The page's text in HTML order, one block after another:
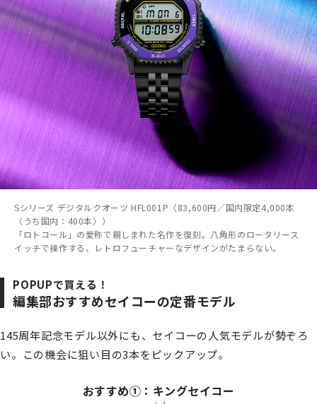
Sシリーズ デジタルクオーツ HFL001P（83,600円／国内限定4,000本
〈うち国内：400本〉）
「ロトコール」の愛称で親しまれた名作を復刻。八角形のロータリース
イッチで操作する、レトロフューチャーなデザインがたまらない。
POPUPで買える！
編集部おすすめセイコーの定番モデル
145周年記念モデル以外にも、セイコーの人気モデルが勢ぞろ
い。この機会に狙い目の3本をピックアップ。
おすすめ①：キングセイコー